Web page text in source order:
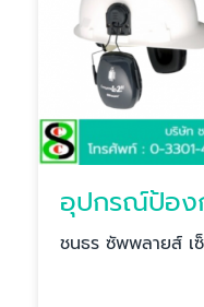
อุปกรณ์ป้อง
ชนธร ซัพพลายส์ เ